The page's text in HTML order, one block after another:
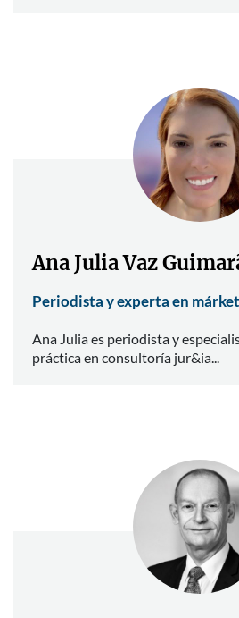
Ana Julia Vaz
Periodista y experta en
Ana Julia es periodista y
práctica en consultoría jur&ia...